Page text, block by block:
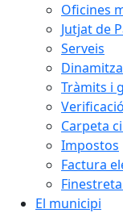
Oficines
Jutjat de
Serveis
Tràmits i
Carpeta
Impostos
Factura
El municipi